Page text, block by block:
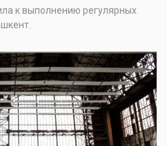
к выполнению регулярных